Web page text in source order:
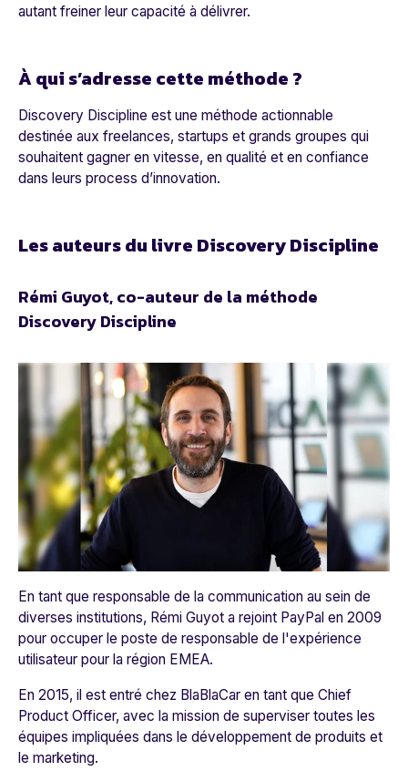
autant freiner leur capacité à délivrer.
À qui s’adresse cette méthode ?
Discovery Discipline est une méthode actionnable
destinée aux freelances, startups et grands groupes qui
souhaitent gagner en vitesse, en qualité et en confiance
dans leurs process d’innovation.
Les auteurs du livre Discovery Discipline
Rémi Guyot, co-auteur de la méthode
Discovery Discipline
En tant que responsable de la communication au sein de
diverses institutions, Rémi Guyot a rejoint PayPal en 2009
pour occuper le poste de responsable de l'expérience
utilisateur pour la région EMEA.
En 2015, il est entré chez BlaBlaCar en tant que Chief
Product Officer, avec la mission de superviser toutes les
équipes impliquées dans le développement de produits et
le marketing.